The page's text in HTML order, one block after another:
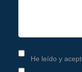
He leído y